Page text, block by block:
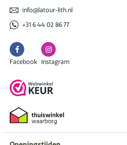
info@latour-lith.nl
+31 6 44 02 86 77
Facebook
Facebook
Instagram
Instagram